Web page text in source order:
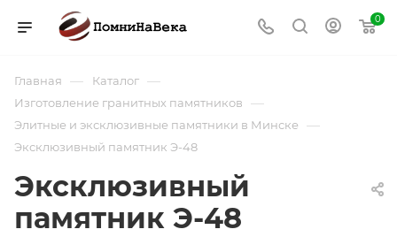
0
Главная — Каталог —
Изготовление гранитных памятников —
Элитные и эксклюзивные памятники в Минске —
Эксклюзивный памятник Э-48
Эксклюзивный
памятник Э-48